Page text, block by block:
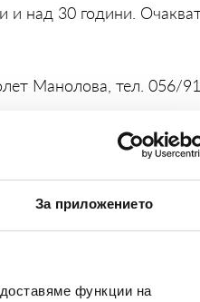
За приложението
функции на
и над 30 години.
Манолова, тел. 056/
Дончо Донев, тел. 054/
на градовете и ще